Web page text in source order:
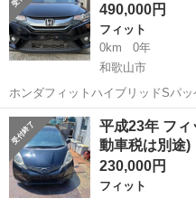
490,000円
フィット
0km
0年
和歌山市
ホンダフィットハイブリッドSパッ
和歌山 和歌山市 フィット
平成23年 フ
動車税は別途)
230,000円
フィット